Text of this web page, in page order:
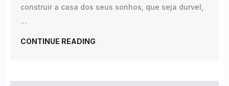
construir a casa dos seus sonhos, que seja durvel,
…
CONTINUE READING